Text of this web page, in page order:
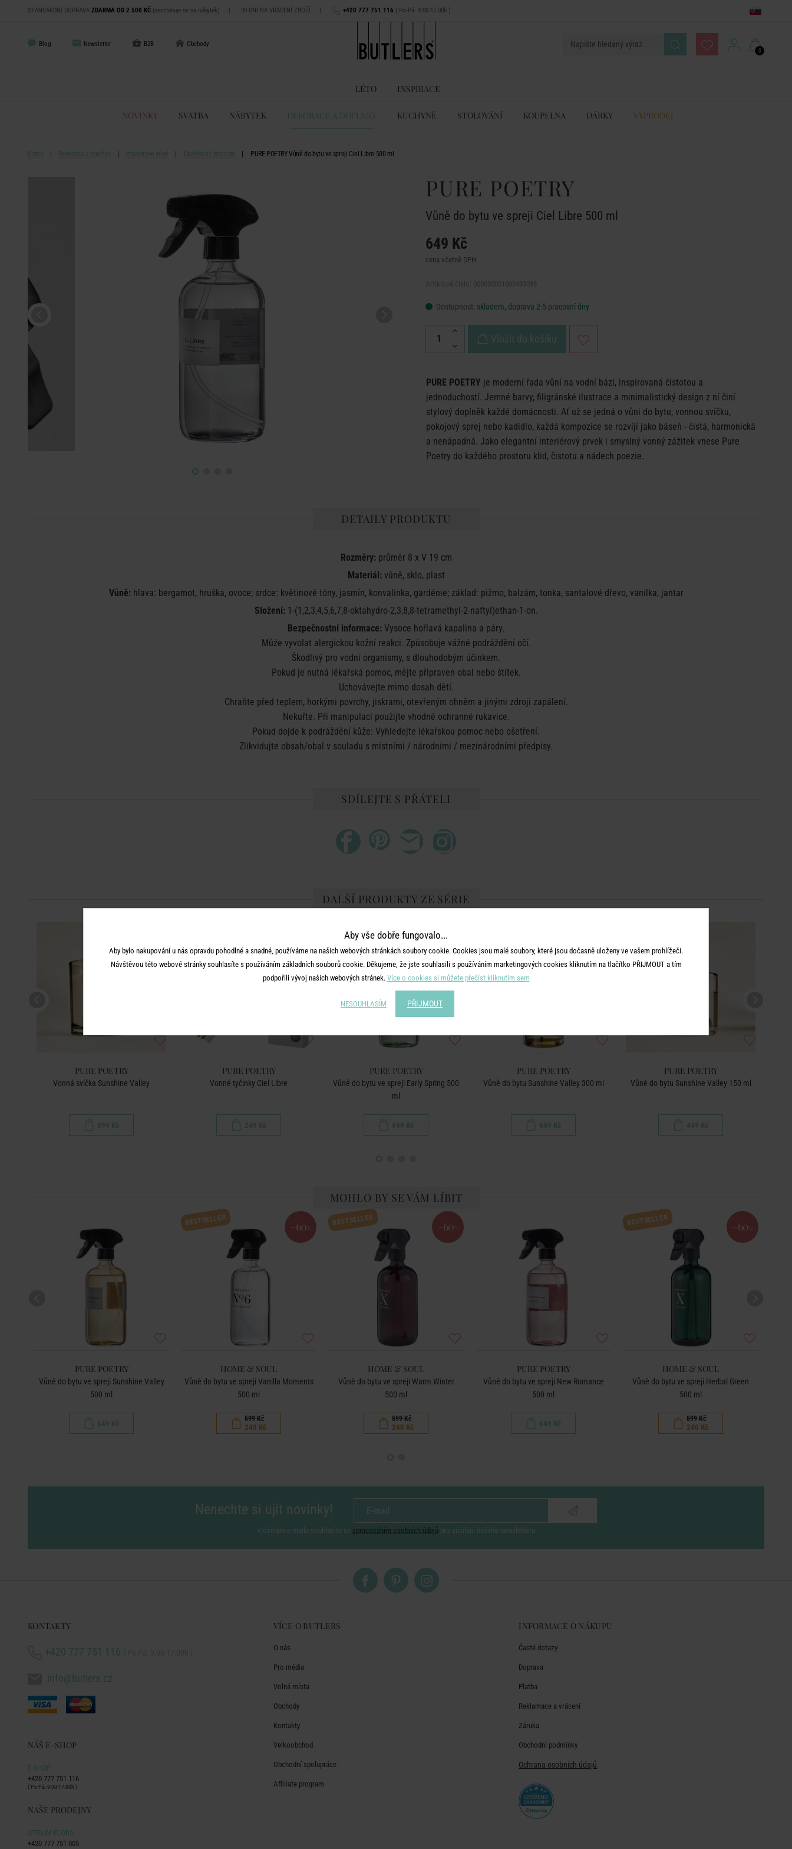
STANDARDNÍ DOPRAVA ZDARMA OD 2 500 KČ (nevztahuje se na nábytek) | 30 DNÍ NA VRÁCENÍ ZBOŽÍ | +420 777 751 116 ( Po-Pá: 9:00-17:00h )
Blog Newsletter B2B Obchody
0
LÉTO INSPIRACE
NOVINKY SVATBA NÁBYTEK DEKORACE A DOPLŇKY KUCHYNĚ STOLOVÁNÍ KOUPELNA DÁRKY VÝPRODEJ
Domů Dekorace a doplňky Interiérové vůně Osvěžovač vzduchu PURE POETRY Vůně do bytu ve spreji Ciel Libre 500 ml
PURE POETRY
Vůně do bytu ve spreji Ciel Libre 500 ml
649 Kč
cena včetně DPH
Dostupnost: skladem, doprava 2-5 pracovní dny
Vložit do košíku
PURE POETRY je moderní řada vůní na vodní bázi, inspirovaná čistotou a
jednoduchostí. Jemné barvy, filigránské ilustrace a minimalistický design z ní činí
stylový doplněk každé domácnosti. Ať už se jedná o vůni do bytu, vonnou svíčku,
pokojový sprej nebo kadidlo, každá kompozice se rozvíjí jako báseň - čistá, harmonická
a nenápadná. Jako elegantní interiérový prvek i smyslný vonný zážitek vnese Pure
Poetry do každého prostoru klid, čistotu a nádech poezie.
DETAILY PRODUKTU
Rozměry: průměr 8 x V 19 cm
Materiál:vůně, sklo, plast
Vůně: hlava: bergamot, hruška, ovoce; srdce: květinové tóny, jasmín, konvalinka, gardénie; základ: pižmo, balzám, tonka, santalové dřevo, vanilka, jantar
Složení:1-(1,2,3,4,5,6,7,8-oktahydro-2,3,8,8-tetramethyl-2-naftyl)ethan-1-on.
Bezpečnostní informace: Vysoce hořlavá kapalina a páry.
Může vyvolat alergickou kožní reakci. Způsobuje vážné podráždění očí.
Škodlivý pro vodní organismy, s dlouhodobým účinkem.
Pokud je nutná lékařská pomoc, mějte připraven obal nebo štítek.
Uchovávejte mimo dosah dětí.
Chraňte před teplem, horkými povrchy, jiskrami, otevřeným ohněm a jinými zdroji zapálení.
Nekuřte. Při manipulaci použijte vhodné ochranné rukavice.
Pokud dojde k podráždění kůže: Vyhledejte lékařskou pomoc nebo ošetření.
Zlikvidujte obsah/obal v souladu s místními / národními / mezinárodními předpisy.
SDÍLEJTE S PŘÁTELI
DALŠÍ PRODUKTY ZE SÉRIE
PURE POETRY
Vonná svíčka Sunshine Valley
399 Kč
PURE POETRY
Vonné tyčinky Ciel Libre
249 Kč
PURE POETRY
Vůně do bytu ve spreji Early Spring 500
ml
649 Kč
PURE POETRY
Vůně do bytu Sunshine Valley 300 ml
649 Kč
PURE POETRY
Vůně do bytu Sunshine Valley 150 ml
449 Kč
MOHLO BY SE VÁM LÍBIT
PURE POETRY
Vůně do bytu ve spreji Sunshine Valley
500 ml
649 Kč
BESTSELLER -60 %
HOME & SOUL
Vůně do bytu ve spreji Vanilla Moments
500 ml
599 Kč
240 Kč
BESTSELLER -60 %
HOME & SOUL
Vůně do bytu ve spreji Warm Winter
500 ml
599 Kč
240 Kč
PURE POETRY
Vůně do bytu ve spreji New Romance
500 ml
649 Kč
BESTSELLER -60 %
HOME & SOUL
Vůně do bytu ve spreji Herbal Green
500 ml
599 Kč
240 Kč
Nenechte si ujít novinky!
vložením e-mailu souhlasíte se zpracováním osobních údajů pro zasílání našeho newsletteru
KONTAKTY
+420 777 751 116
info@butlers.cz
NÁŠ E-SHOP
E-SHOP
+420 777 751 116
( Po-Pá: 9:00-17:00h )
NAŠE PRODEJNY
ATRIUM FLORA
+420 777 751 005
VÍCE O BUTLERS
O nás
Pro média
Volná místa
Obchody
Kontakty
Velkoobchod
Obchodní spolupráce
Affiliate program
INFORMACE O NÁKUPU
Časté dotazy
Doprava
Platba
Reklamace a vrácení
Záruka
Obchodní podmínky
Ochrana osobních údajů
Aby vše dobře fungovalo...
Aby bylo nakupování u nás opravdu pohodlné a snadné, používáme na našich webových stránkách soubory cookie. Cookies jsou malé soubory, které jsou dočasně uloženy ve vašem prohlížeči.
Návštěvou této webové stránky souhlasíte s používáním základních souborů cookie. Děkujeme, že jste souhlasili s používáním marketingových cookies kliknutím na tlačítko PŘIJMOUT a tím
podpořili vývoj našich webových stránek. Více o cookies si můžete přečíst kliknutím sem
NESOUHLASÍM PŘIJMOUT